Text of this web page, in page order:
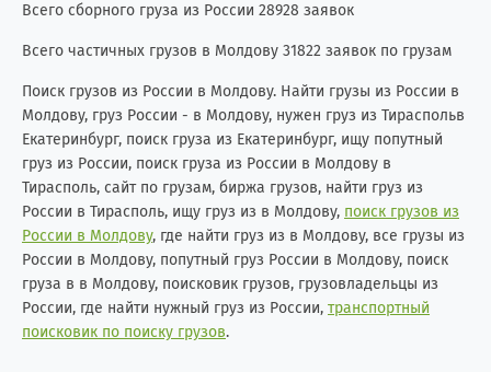
Всего сборного груза из России 28928 заявок
Всего частичных грузов в Молдову 31822 заявок по грузам
Поиск грузов из России в Молдову. Найти грузы из России в
Молдову, груз России - в Молдову, нужен груз из Тираспольв
Екатеринбург, поиск груза из Екатеринбург, ищу попутный
груз из России, поиск груза из России в Молдову в
Тирасполь, сайт по грузам, биржа грузов, найти груз из
России в Тирасполь, ищу груз из в Молдову, поиск грузов из
России в Молдову, где найти груз из в Молдову, все грузы из
России в Молдову, попутный груз России в Молдову, поиск
груза в в Молдову, поисковик грузов, грузовладельцы из
России, где найти нужный груз из России, транспортный
поисковик по поиску грузов.